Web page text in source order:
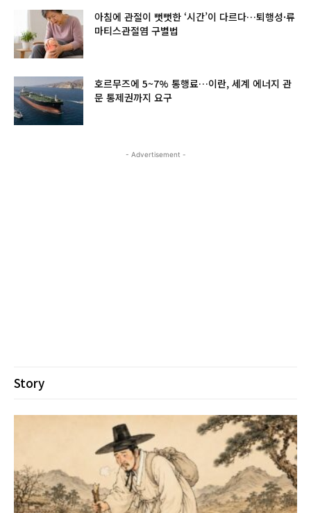
아침에 관절이 뻣뻣한 ‘시간’이 다르다…퇴행성·류
마티스관절염 구별법
호르무즈에 5~7% 통행료…이란, 세계 에너지 관
문 통제권까지 요구
- Advertisement -
Story